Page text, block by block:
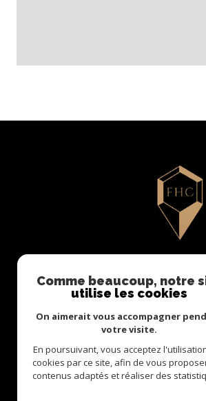
Comme beaucoup, notre
utilise les cookies
On aimerait vous accompagner
votre visite.
En poursuivant, vous acceptez
cookies par ce site, afin de vous
contenus adaptés et réaliser des